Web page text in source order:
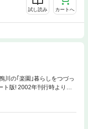
試し読み カートへ
の｢楽園｣暮らしをつづっ
ト版! 2002年刊行時より全
新。人気猫<もみじ>のルー
者自身による手書きコメン
の方も楽しめる、贅沢な増